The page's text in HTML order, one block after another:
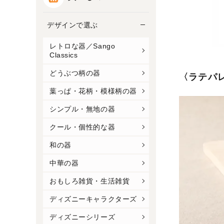
デザインで選ぶ
レトロな器／Sango
Classics
どうぶつ柄の器
葉っぱ・花柄・模様柄の器
シンプル・無地の器
クール・個性的な器
和の器
中華の器
おもしろ雑貨・生活雑貨
ディズニーキャラクターズ
ディズニーシリーズ
〈ラテパ